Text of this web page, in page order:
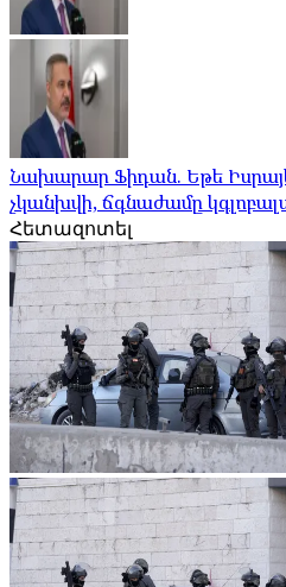
Նախարար Ֆիդան. Եթե
չկանխվի, ճգնաժամը
Հետազոտել